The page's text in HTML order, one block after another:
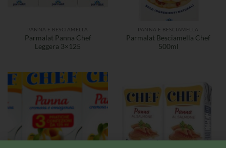
PANNA E BESCIAMELLA
Parmalat Panna Chef
Leggera 3×125
PANNA E BESCIAMELLA
Parmalat Besciamella Chef
500ml